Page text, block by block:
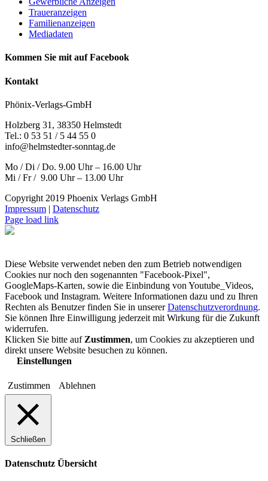
Traueranzeigen
Familienanzeigen
Mediadaten
Kommen Sie mit auf Facebook
Kontakt
Phönix-Verlags-GmbH
Holzberg 31, 38350 Helmstedt
Tel.: 0 53 51 / 5 44 55 0
info@helmstedter-sonntag.de
Mo / Di / Do. 9.00 Uhr – 16.00 Uhr
Mi / Fr / 9.00 Uhr – 13.00 Uhr
Copyright 2019 Phoenix Verlags GmbH
Impressum | Datenschutz
Page load link
Diese Website verwendet neben den zum Betrieb notwendigen
Cookies nur noch den sogenannten "Facebook-Pixel",
GoogleMaps-Karten, sowie die Einbindung von Youtube_Videos,
Facebook und Instagram. Weitere Informationen dazu und zu Ihren
Rechten als Benutzer finden Sie in unsererDatenschutzverordnung.
Sie können Ihre Einwilligung jederzeit mit Wirkung für die Zukunft
widerrufen.
Klicken Sie bitte auf Zustimmen, um Cookies zu akzeptieren und
direkt unsere Website besuchen zu können.
Einstellungen
Zustimmen Ablehnen
Schließen
Datenschutz Übersicht